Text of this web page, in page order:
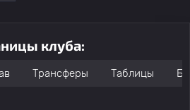
клуба:
Трансферы Таблицы